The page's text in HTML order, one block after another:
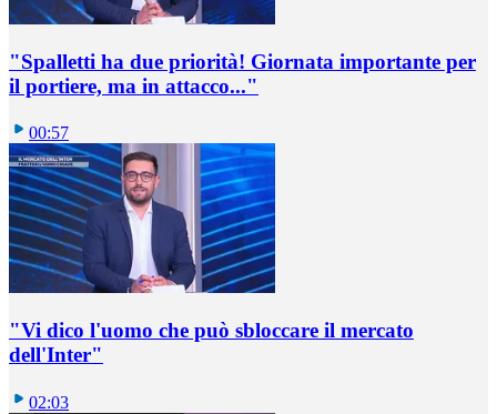
"Spalletti ha due priorità! Giornata importante per
il portiere, ma in attacco..."
00:57
"Vi dico l'uomo che può sbloccare il mercato
dell'Inter"
02:03